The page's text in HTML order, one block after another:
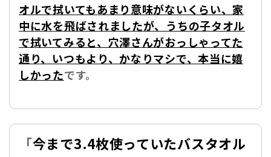
オルで拭いてもあまり意味がないくらい、家
中に水を飛ばされましたが、うちの子タオル
で拭いてみると、穴澤さんがおっしゃってた
通り、いつもより、かなりマシで、本当に嬉
しかったです。
「今まで3.4枚使っていたバスタオル